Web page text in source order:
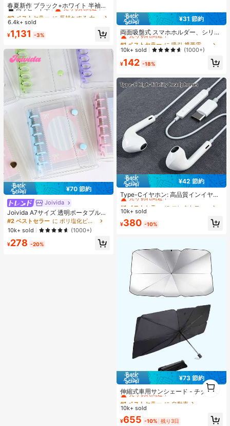
春夏新作 ブラック+ホワイト 半袖T
シャツ 2枚セット、レディース 無地
スリムフィット カジュアルアンダー
シャツ
高リピート率
売り切れ間近！
#2 ベストセラー
高リピート率
#2 ベストセラー
高リピート率
#2 ベストセラー
に 長持ちする 女性用トップス、ブラウス、Tシャツ
売り切れ間近！
6.4k+ sold
¥1,131 -3%
¥70 節約
Joivida
Joivida A7サイズ 透明ポータブルフ
ァイルフォルダー ダブルスナップ
式、写真の保管に最適、フォトアル
バムとしても使用可能、文房具、ノ
ート、ステッカーブック、オフィス
用品、学校用品、新学期に
#2 ベストセラー
に ポリ塩化ビニル バインダー
10k+ sold
(1000+)
¥278 -20%
¥31 節約
両面吸盤式 スマホホルダー、シリコ
ン製 滑り止め 洗える スマートフォ
ンブラケット ステッカー
#1 ベストセラー
に 吸引 携帯電話ホルダー
売り切れ間近！
#1 ベストセラー
売り切れ間近！
#1 ベストセラー
売り切れ間近！
#1 ベストセラー
売り切れ間近！
10k+ sold (1000+)
¥142 -18%
¥42 節約
Type-Cイヤホン: 高品質インイヤー
ヘッドホン、3ボタンインラインコ
ントロール内蔵、音楽再生、通話応
答、音量調整が簡単。17/16/15シリ
ーズ、Plus、Pro、Pro Maxモデル対
#1 ベストセラー
に エレクトロニクス
売り切れ間近！
#1 ベストセラー
売り切れ間近！
#1 ベストセラー
売り切れ間近！
#1 ベストセラー
10k+ sold
¥380 -10%
¥73 節約
伸縮式車用サンシェード - チタンシ
ルバー素材、UVカット、簡単使用・
収納、素早い開閉、UV線を遮断、車
内温度を効果的に下げる、耐久性の
ある軽量設計、フロントウィンドウ
#1 ベストセラー に 自動車
売り切れ間近！
#1 ベストセラー
売り切れ間近！
#1 ベストセラー
売り切れ間近！
#1 ベストセラー に 自動車
10k+ sold
¥655 -10% 残り3日
1